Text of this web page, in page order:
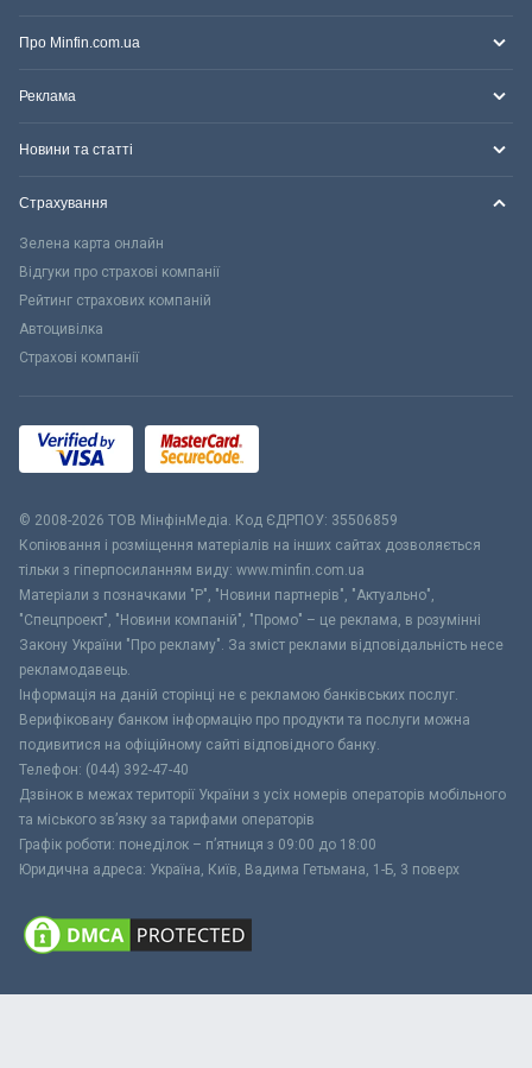
Про Minfin.com.ua
Реклама
Новини та статті
Страхування
Зелена карта онлайн
Відгуки про страхові компанії
Рейтинг страхових компаній
Автоцивілка
Страхові компанії
© 2008-2026 ТОВ МiнфiнМедiа. Код ЄДРПОУ: 35506859
Копіювання і розміщення матеріалів на інших сайтах дозволяється
тільки з гіперпосиланням виду: www.minfin.com.ua
Матеріали з позначками "Р", "Новини партнерів", "Актуально",
"Спецпроект", "Новини компаній", "Промо" – це реклама, в розумінні
Закону України "Про рекламу". За зміст реклами відповідальність несе
рекламодавець.
Інформація на даній сторінці не є рекламою банківських послуг.
Верифіковану банком інформацію про продукти та послуги можна
подивитися на офіційному сайті відповідного банку.
Телефон: (044) 392-47-40
Дзвінок в межах території України з усіх номерів операторів мобільного
та міського зв’язку за тарифами операторів
Графік роботи: понеділок – п’ятниця з 09:00 до 18:00
Юридична адреса: Україна, Київ, Вадима Гетьмана, 1-Б, 3 поверх